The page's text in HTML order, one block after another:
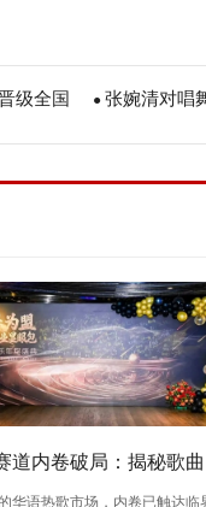
级全国 ● 张婉清对唱
道内卷破局：揭秘歌曲
华语热歌市场，内卷已触达临